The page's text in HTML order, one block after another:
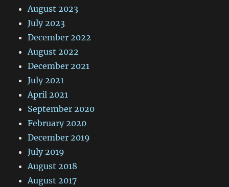
August 2023
July 2023
December 2022
August 2022
December 2021
July 2021
April 2021
September 2020
February 2020
December 2019
July 2019
August 2018
August 2017